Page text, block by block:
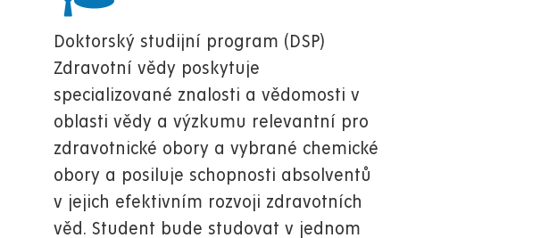
Doktorský studijní program (DSP)
Zdravotní vědy poskytuje
specializované znalosti a vědomosti v
oblasti vědy a výzkumu relevantní pro
zdravotnické obory a vybrané chemické
obory a posiluje schopnosti absolventů
v jejich efektivním rozvoji zdravotních
věd. Student bude studovat v jednom